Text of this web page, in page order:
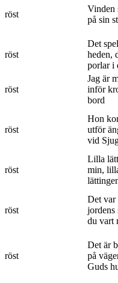
röst
Vinden
på sin
röst
Det
heden,
porlar i
röst
Jag är
inför
bord
röst
Hon
utför
vid
röst
Lilla
min,
röst
Det var
jordens
du vart
röst
Det är
på
Guds